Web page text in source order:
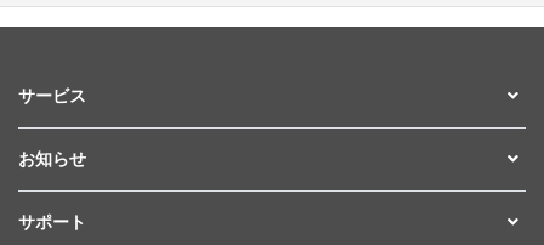
サービス
お知らせ
サポート